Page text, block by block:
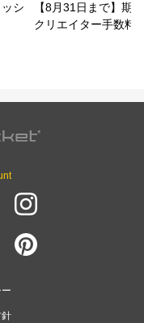
シ
【8月31日まで】期
クリエイター手数料